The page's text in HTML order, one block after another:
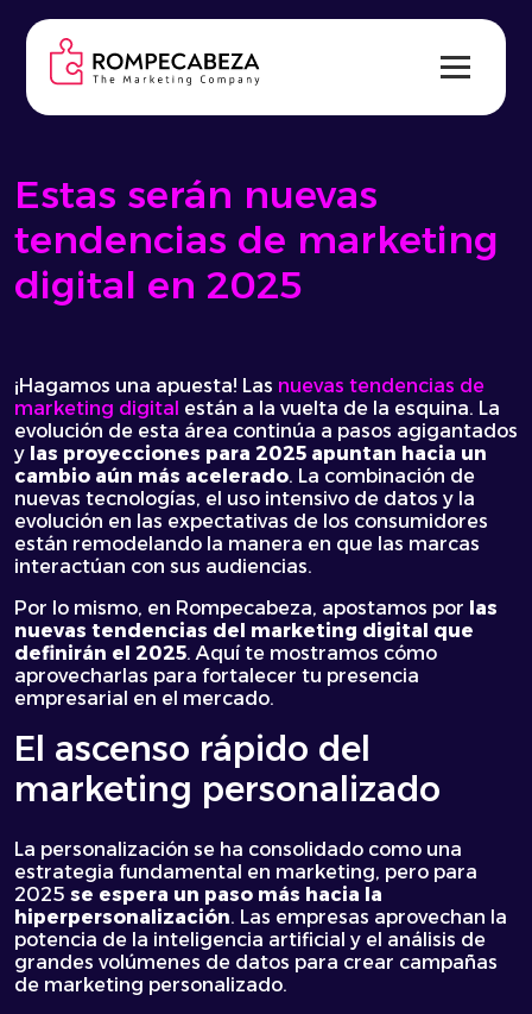
content
Estas serán nuevas
tendencias de marketing
digital en 2025
¡Hagamos una apuesta! Las nuevas tendencias de
marketing digital están a la vuelta de la esquina. La
evolución de esta área continúa a pasos agigantados
y las proyecciones para 2025 apuntan hacia un
cambio aún más acelerado. La combinación de
nuevas tecnologías, el uso intensivo de datos y la
evolución en las expectativas de los consumidores
están remodelando la manera en que las marcas
interactúan con sus audiencias.
Por lo mismo, en Rompecabeza, apostamos por las
nuevas tendencias del marketing digital que
definirán el 2025. Aquí te mostramos cómo
aprovecharlas para fortalecer tu presencia
empresarial en el mercado.
El ascenso rápido del
marketing personalizado
La personalización se ha consolidado como una
estrategia fundamental en marketing, pero para
2025 se espera un paso más hacia la
hiperpersonalización. Las empresas aprovechan la
potencia de la inteligencia artificial y el análisis de
grandes volúmenes de datos para crear campañas
de marketing personalizado.